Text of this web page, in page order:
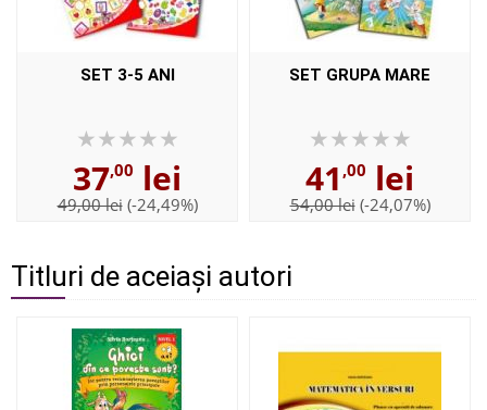
SET 3-5 ANI
37,00 lei
49,00 lei (-24,49%)
SET GRUPA MARE
41 ,00 lei
54,00 lei (-24,07%)
Titluri de aceiași autori